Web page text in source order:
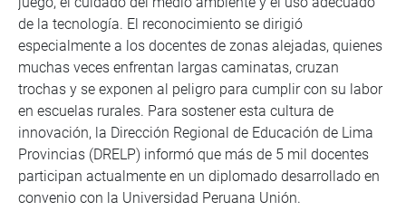
de la tecnología. El reconocimiento se dirigió
especialmente a los docentes de zonas alejadas, quienes
muchas veces enfrentan largas caminatas, cruzan
trochas y se exponen al peligro para cumplir con su labor
en escuelas rurales. Para sostener esta cultura de
innovación, la Dirección Regional de Educación de Lima
Provincias (DRELP) informó que más de 5 mil docentes
participan actualmente en un diplomado desarrollado en
convenio con la Universidad Peruana Unión.